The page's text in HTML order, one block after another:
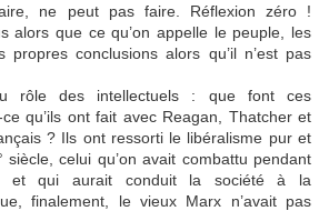
ne peut pas faire. Réflexion zéro !
alors que ce qu’on appelle le peuple, les
propres conclusions alors qu’il n’est pas
rôle des intellectuels : que font ces
ce qu’ils ont fait avec Reagan, Thatcher et
? Ils ont ressorti le libéralisme pur et
celui qu’on avait combattu pendant
et qui aurait conduit la société à la
finalement, le vieux Marx n’avait pas